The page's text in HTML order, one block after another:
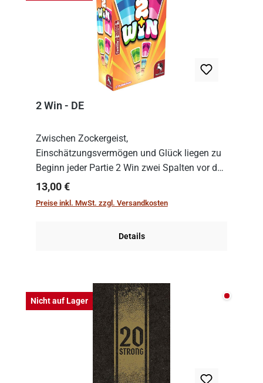
2 Win - DE
Zwischen Zockergeist,
Einschätzungsvermögen und Glück liegen zu
Beginn jeder Partie 2 Win zwei Spalten vor den
Spielenden aus, die es in die Höhe zu treiben
gilt. Doch das geht natürlich nur, solange man
Regulärer Preis:
13,00 €
Preise inkl. MwSt. zzgl. Versandkosten
Details
Nicht auf Lager Nicht